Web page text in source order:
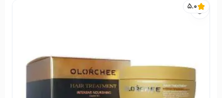
5.0